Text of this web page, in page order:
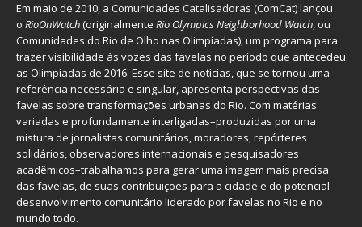
Em maio de 2010, a Comunidades Catalisadoras (ComCat) lançou
o RioOnWatch(originalmente Rio Olympics Neighborhood Watch, ou
Comunidades do Rio de Olho nas Olimpíadas), um programa para
trazer visibilidade às vozes das favelas no período que antecedeu
as Olimpíadas de 2016. Esse site de notícias, que se tornou uma
referência necessária e singular, apresenta perspectivas das
favelas sobre transformações urbanas do Rio. Com matérias
variadas e profundamente interligadas–produzidas por uma
mistura de jornalistas comunitários, moradores, repórteres
solidários, observadores internacionais e pesquisadores
acadêmicos–trabalhamos para gerar uma imagem mais precisa
das favelas, de suas contribuições para a cidade e do potencial
desenvolvimento comunitário liderado por favelas no Rio e no
mundo todo.